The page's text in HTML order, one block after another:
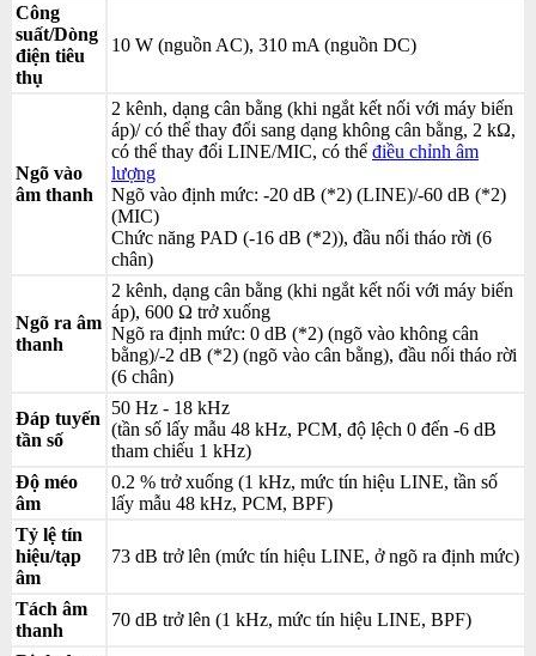
Công
suất/Dòng
điện tiêu
thụ
10 W (nguồn AC), 310 mA (nguồn DC)
Ngõ vào
âm thanh
2 kênh, dạng cân bằng (khi ngắt kết nối với máy biến
áp)/ có thể thay đổi sang dạng không cân bằng, 2 kΩ,
có thể thay đổi LINE/MIC, có thể điều chỉnh âm
lượng
Ngõ vào định mức: -20 dB (*2) (LINE)/-60 dB (*2)
(MIC)
Chức năng PAD (-16 dB (*2)), đầu nối tháo rời (6
chân)
Ngõ ra âm
thanh
2 kênh, dạng cân bằng (khi ngắt kết nối với máy biến
áp), 600 Ω trở xuống
Ngõ ra định mức: 0 dB (*2) (ngõ vào không cân
bằng)/-2 dB (*2) (ngõ vào cân bằng), đầu nối tháo rời
(6 chân)
Đáp tuyến
tần số
50 Hz - 18 kHz
(tần số lấy mẫu 48 kHz, PCM, độ lệch 0 đến -6 dB
tham chiếu 1 kHz)
Độ méo
âm
0.2 % trở xuống (1 kHz, mức tín hiệu LINE, tần số
lấy mẫu 48 kHz, PCM, BPF)
Tỷ lệ tín
hiệu/tạp
âm
73 dB trở lên (mức tín hiệu LINE, ở ngõ ra định mức)
Tách âm
thanh
70 dB trở lên (1 kHz, mức tín hiệu LINE, BPF)